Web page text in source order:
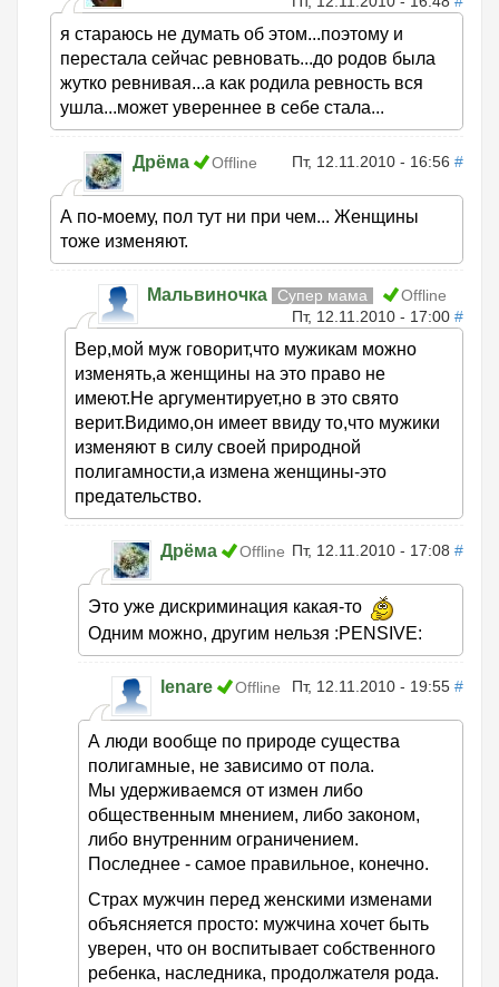
я стараюсь не думать об этом...поэтому и
перестала сейчас ревновать...до родов была
жутко ревнивая...а как родила ревность вся
ушла...может увереннее в себе стала...
Дрёма Offline Пт, 12.11.2010 - 16:56 #
А по-моему, пол тут ни при чем... Женщины
тоже изменяют.
Мальвиночка Супер мама
Offline
Пт, 12.11.2010 - 17:00 #
Вер,мой муж говорит,что мужикам можно
изменять,а женщины на это право не
имеют.Не аргументирует,но в это свято
верит.Видимо,он имеет ввиду то,что мужики
изменяют в силу своей природной
полигамности,а измена женщины-это
предательство.
Дрёма Offline Пт, 12.11.2010 - 17:08 #
Это уже дискриминация какая-то
Одним можно, другим нельзя :PENSIVE:
lenare Offline Пт, 12.11.2010 - 19:55 #
А люди вообще по природе существа
полигамные, не зависимо от пола.
Мы удерживаемся от измен либо
общественным мнением, либо законом,
либо внутренним ограничением.
Последнее - самое правильное, конечно.
Страх мужчин перед женскими изменами
объясняется просто: мужчина хочет быть
уверен, что он воспитывает собственного
ребенка, наследника, продолжателя рода.